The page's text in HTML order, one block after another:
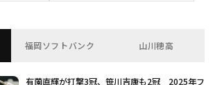
福岡ソフトバンク 山川穂高
有薗直輝が打撃3冠、笹川吉康も2冠 2025年フ